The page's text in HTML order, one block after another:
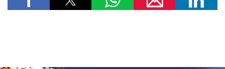
केंद्रीय पर्यावरण मंत्री भूपेंद्र यादव ने मानेसर में हरियाणा के 77वें वन